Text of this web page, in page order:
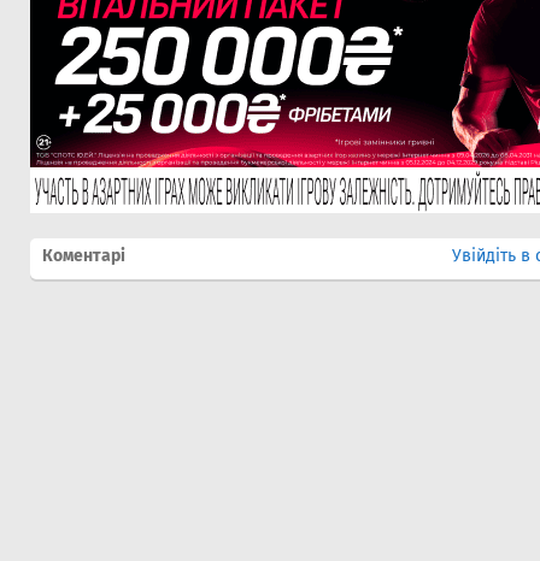
Коментарі Увійдіть в